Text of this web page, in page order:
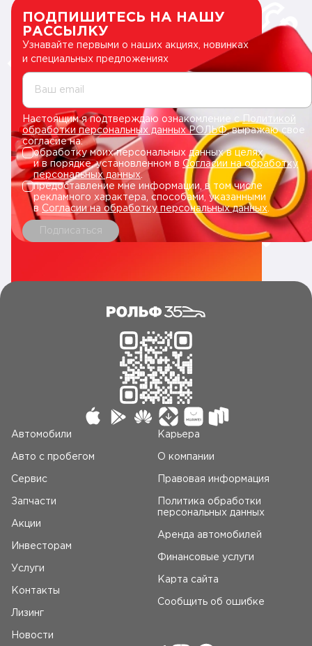
ПОДПИШИТЕСЬ НА НАШУ
РАССЫЛКУ
Узнавайте первыми о наших акциях, новинках
и специальных предложениях
Ваш email
Настоящим я подтверждаю ознакомление сПолитикой
обработки персональных данных РОЛЬФ, выражаю свое
согласие на:
обработку моих персональных данных в целях
и в порядке, установленном в Согласии на обработку
персональных данных.
предоставление мне информации, в том числе
рекламного характера, способами, указанными
в Согласии на обработку персональных данных
Подписаться
Автомобили
Авто c пробегом
Сервис
Запчасти
Акции
Инвесторам
Услуги
Контакты
Лизинг
Новости
Карьера
О компании
Правовая информация
Политика обработки
персональных данных
Аренда автомобилей
Финансовые услуги
Карта сайта
Сообщить об ошибке